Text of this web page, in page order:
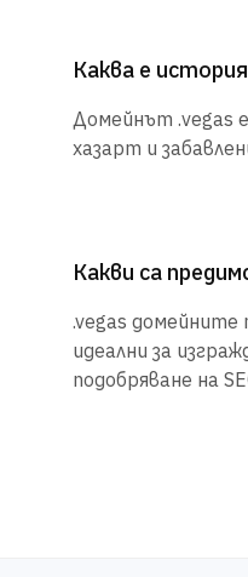
Каква е
Домейнът .vegas
хазарт и
Какви са
.vegas домейните
идеални за
подобряване на